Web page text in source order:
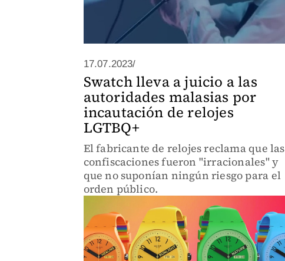
17.07.2023/
Swatch lleva a juicio a las
autoridades malasias por
incautación de relojes
LGTBQ+
El fabricante de relojes reclama que las
confiscaciones fueron "irracionales" y
que no suponían ningún riesgo para el
orden público.